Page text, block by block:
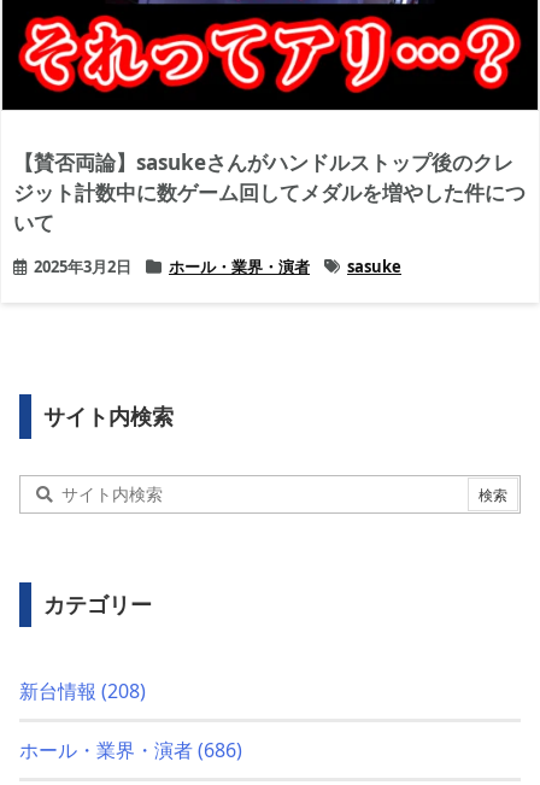
【賛否両論】sasukeさんがハンドルストップ後のクレ
ジット計数中に数ゲーム回してメダルを増やした件につ
いて
2025年3月2日 ホール・業界・演者 sasuke
サイト内検索
カテゴリー
新台情報 (208)
ホール・業界・演者(686)